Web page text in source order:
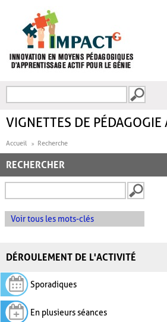
FORMULAIRE DE
VIGNETTES DE PÉDAGOGIE
Accueil Recherche
RECHERCHER
Voir tous les mots-clés
DÉROULEMENT DE L'ACTIVITÉ
Sporadiques
En plusieurs séances